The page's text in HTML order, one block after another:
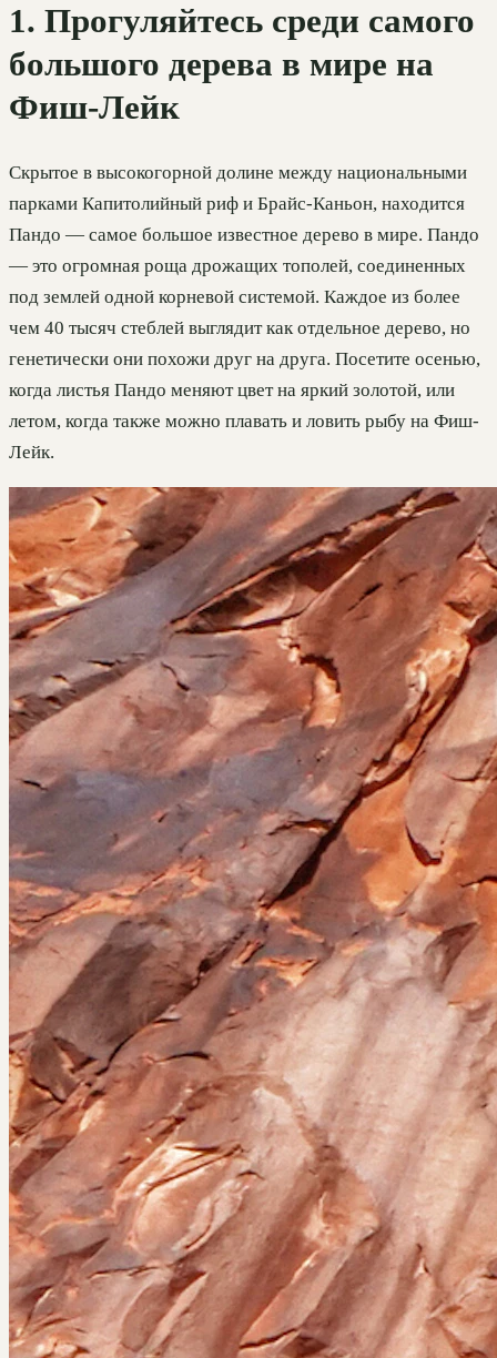
1. Прогуляйтесь среди самого
большого дерева в мире на
Фиш-Лейк
Скрытое в высокогорной долине между национальными
парками Капитолийный риф и Брайс-Каньон, находится
Пандо — самое большое известное дерево в мире. Пандо
— это огромная роща дрожащих тополей, соединенных
под землей одной корневой системой. Каждое из более
чем 40 тысяч стеблей выглядит как отдельное дерево, но
генетически они похожи друг на друга. Посетите осенью,
когда листья Пандо меняют цвет на яркий золотой, или
летом, когда также можно плавать и ловить рыбу на Фиш-
Лейк.